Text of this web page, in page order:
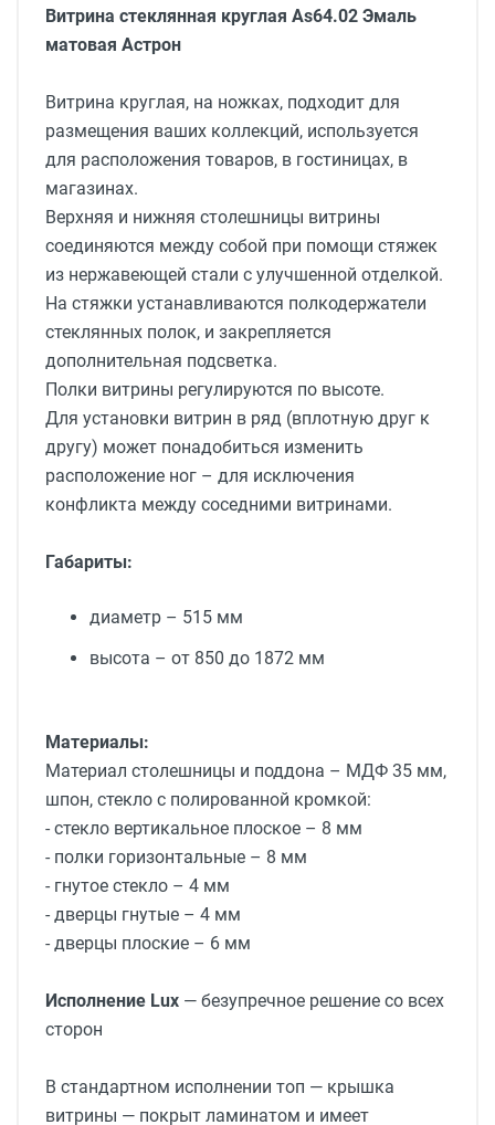
Витрина стеклянная круглая As64.02 Эмаль
матовая Астрон
Витрина круглая, на ножках, подходит для
размещения ваших коллекций, используется
для расположения товаров, в гостиницах, в
магазинах.
Верхняя и нижняя столешницы витрины
соединяются между собой при помощи стяжек
из нержавеющей стали с улучшенной отделкой.
На стяжки устанавливаются полкодержатели
стеклянных полок, и закрепляется
дополнительная подсветка.
Полки витрины регулируются по высоте.
Для установки витрин в ряд (вплотную друг к
другу) может понадобиться изменить
расположение ног – для исключения
конфликта между соседними витринами.
Габариты:
диаметр – 515 мм
высота – от 850 до 1872 мм
Материалы:
Материал столешницы и поддона – МДФ 35 мм,
шпон, стекло с полированной кромкой:
- стекло вертикальное плоское – 8 мм
- полки горизонтальные – 8 мм
- гнутое стекло – 4 мм
- дверцы гнутые – 4 мм
- дверцы плоские – 6 мм
Исполнение Lux — безупречное решение со всех
сторон
В стандартном исполнении топ — крышка
витрины — покрыт ламинатом и имеет